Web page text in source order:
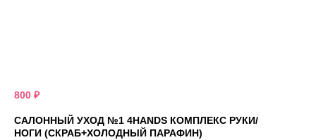
800 ₽
САЛОННЫЙ УХОД №1 4HANDS КОМПЛЕКС РУКИ/
НОГИ (СКРАБ+ХОЛОДНЫЙ ПАРАФИН)